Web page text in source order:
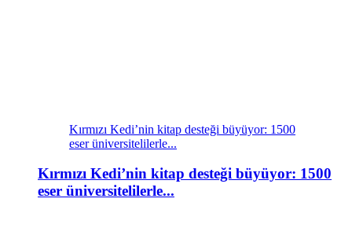
Kırmızı Kedi’nin kitap desteği büyüyor: 1500
eser üniversitelilerle...
Kırmızı Kedi’nin kitap desteği büyüyor: 1500
eser üniversitelilerle...